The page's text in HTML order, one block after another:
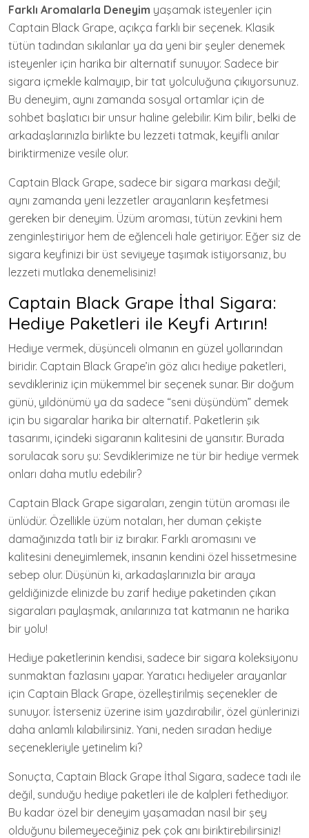
Farklı Aromalarla Deneyim yaşamak isteyenler için
Captain Black Grape, açıkça farklı bir seçenek. Klasik
tütün tadından sıkılanlar ya da yeni bir şeyler denemek
isteyenler için harika bir alternatif sunuyor. Sadece bir
sigara içmekle kalmayıp, bir tat yolculuğuna çıkıyorsunuz.
Bu deneyim, aynı zamanda sosyal ortamlar için de
sohbet başlatıcı bir unsur haline gelebilir. Kim bilir, belki de
arkadaşlarınızla birlikte bu lezzeti tatmak, keyifli anılar
biriktirmenize vesile olur.
Captain Black Grape, sadece bir sigara markası değil;
aynı zamanda yeni lezzetler arayanların keşfetmesi
gereken bir deneyim. Üzüm aroması, tütün zevkini hem
zenginleştiriyor hem de eğlenceli hale getiriyor. Eğer siz de
sigara keyfinizi bir üst seviyeye taşımak istiyorsanız, bu
lezzeti mutlaka denemelisiniz!
Captain Black Grape İthal Sigara:
Hediye Paketleri ile Keyfi Artırın!
Hediye vermek, düşünceli olmanın en güzel yollarından
biridir. Captain Black Grape’in göz alıcı hediye paketleri,
sevdikleriniz için mükemmel bir seçenek sunar. Bir doğum
günü, yıldönümü ya da sadece “seni düşündüm” demek
için bu sigaralar harika bir alternatif. Paketlerin şık
tasarımı, içindeki sigaranın kalitesini de yansıtır. Burada
sorulacak soru şu: Sevdiklerimize ne tür bir hediye vermek
onları daha mutlu edebilir?
Captain Black Grape sigaraları, zengin tütün aroması ile
ünlüdür. Özellikle üzüm notaları, her duman çekişte
damağınızda tatlı bir iz bırakır. Farklı aromasını ve
kalitesini deneyimlemek, insanın kendini özel hissetmesine
sebep olur. Düşünün ki, arkadaşlarınızla bir araya
geldiğinizde elinizde bu zarif hediye paketinden çıkan
sigaraları paylaşmak, anılarınıza tat katmanın ne harika
bir yolu!
Hediye paketlerinin kendisi, sadece bir sigara koleksiyonu
sunmaktan fazlasını yapar. Yaratıcı hediyeler arayanlar
için Captain Black Grape, özelleştirilmiş seçenekler de
sunuyor. İsterseniz üzerine isim yazdırabilir, özel günlerinizi
daha anlamlı kılabilirsiniz. Yani, neden sıradan hediye
seçenekleriyle yetinelim ki?
Sonuçta, Captain Black Grape İthal Sigara, sadece tadı ile
değil, sunduğu hediye paketleri ile de kalpleri fethediyor.
Bu kadar özel bir deneyim yaşamadan nasıl bir şey
olduğunu bilemeyeceğiniz pek çok anı biriktirebilirsiniz!